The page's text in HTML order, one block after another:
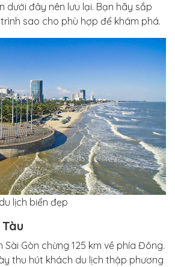
dưới đây nên lưu lại. Bạn hãy sắp
sao cho phù hợp để khám phá.
lịch biển đẹp
Sài Gòn chừng 125 km về phía Đông.
thu hút khách du lịch thập phương